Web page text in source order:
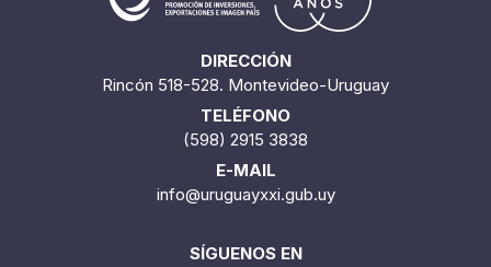
DIRECCIÓN
Rincón 518-528. Montevideo-Uruguay
TELÉFONO
(598) 2915 3838
E-MAIL
info@uruguayxxi.gub.uy
SÍGUENOS EN